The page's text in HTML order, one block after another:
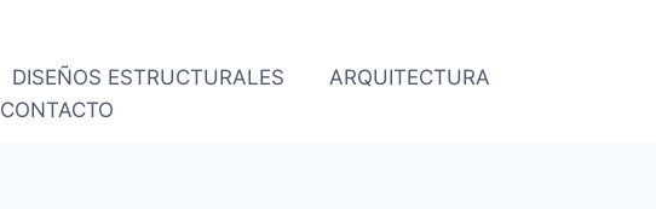
DISEÑOS ESTRUCTURALES
ARQUITECTURA
CONTACTO